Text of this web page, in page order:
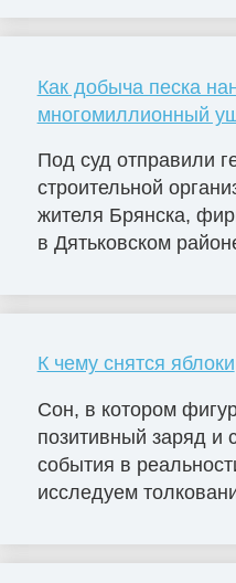
Как добыча песка
многомиллионный
Под суд отправили
строительной
жителя Брянска,
в Дятьковском
К чему снятся яблоки
Сон, в котором
позитивный заряд и
события в
исследуем